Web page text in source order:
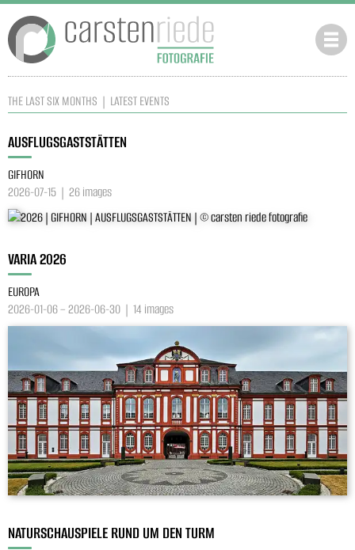
THE LAST SIX MONTHS | LATEST EVENTS
AUSFLUGSGASTSTÄTTEN
GIFHORN
2026-07-15 | 26 images
VARIA 2026
EUROPA
2026-01-06 – 2026-06-30 | 14 images
NATURSCHAUSPIELE RUND UM DEN TURM